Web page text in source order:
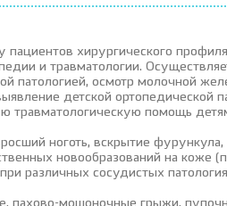
пациентов хирургического
и травматологии.
патологией, осмотр молочной
детской ортопедической
травматологическую помощь
ноготь, вскрытие
новообразований на коже
различных сосудистых
пахово-мошоночные грыжи,